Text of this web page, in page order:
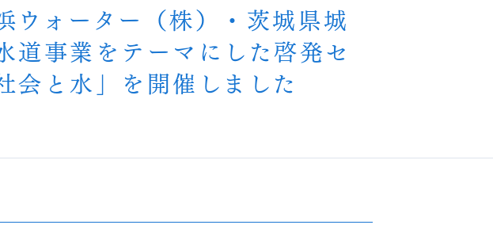
ウォーター（株）・茨城県城
道事業をテーマにした啓発セ
会と水」を開催しました